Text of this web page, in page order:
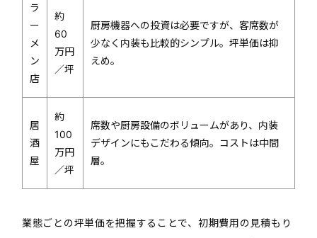
ラ
ー
メ
ン
店
約
60
万円
／坪
厨房機器への投資は必要ですが、客席数が
少なく内装も比較的シンプル。坪単価は抑
えめ。
居
酒
屋
約
100
万円
／坪
席数や厨房設備のボリュームがあり、内装
デザインにもこだわる傾向。コストは中間
層。
業態ごとの坪単価を把握することで、 初期費用の見積もり